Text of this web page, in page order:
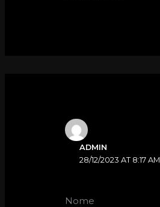
ADMIN
28/12/2023 AT 8:17 AM
Nome